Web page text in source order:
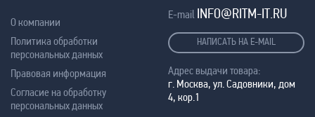
О компании
Политика обработки
персональных данных
Правовая информация
Согласие на обработку
персональных данных
E-mail INFO@RITM-IT.RU
НАПИСАТЬ НА E-MAIL
Адрес выдачи товара:
г. Москва, ул. Садовники, дом
4, кор.1